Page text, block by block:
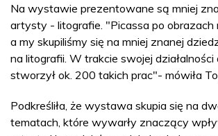
Na wystawie prezentowane są mniej
artysty - litografie. "Picassa po obrazach
a my skupiliśmy się na mniej znanej
na litografii. W trakcie swojej
stworzył ok. 200 takich prac"- mówiła
Podkreśliła, że wystawa skupia się na
tematach, które wywarły znaczący